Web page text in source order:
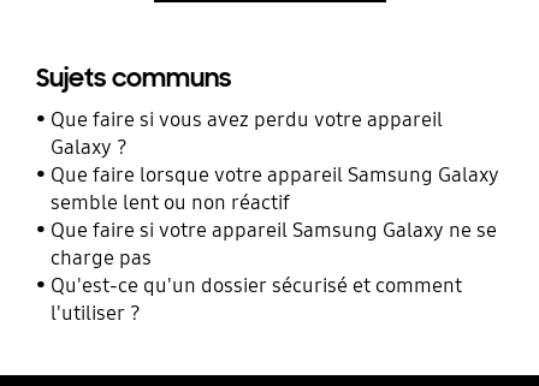
Sujets communs
Que faire si vous avez perdu votre appareil
Galaxy ?
Que faire lorsque votre appareil Samsung Galaxy
semble lent ou non réactif
Que faire si votre appareil Samsung Galaxy ne se
charge pas
Qu'est-ce qu'un dossier sécurisé et comment
l'utiliser ?